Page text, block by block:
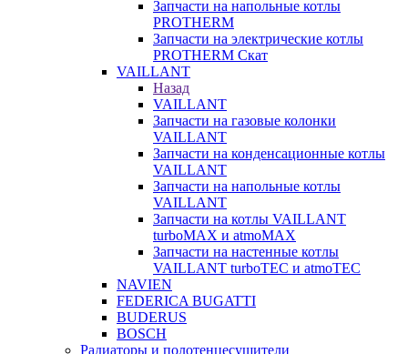
Запчасти на напольные котлы
PROTHERM
Запчасти на электрические котлы
PROTHERM Скат
VAILLANT
Назад
VAILLANT
Запчасти на газовые колонки
VAILLANT
Запчасти на конденсационные котлы
VAILLANT
Запчасти на напольные котлы
VAILLANT
Запчасти на котлы VAILLANT
turboMAX и atmoMAX
Запчасти на настенные котлы
VAILLANT turboTEC и atmoTEC
NAVIEN
FEDERICA BUGATTI
BUDERUS
BOSCH
Радиаторы и полотенцесушители